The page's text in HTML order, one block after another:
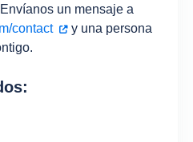
un mensaje a
contact
y una persona